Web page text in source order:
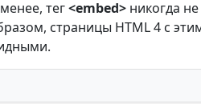
тег<embed> никогда
страницы HTML 4 с